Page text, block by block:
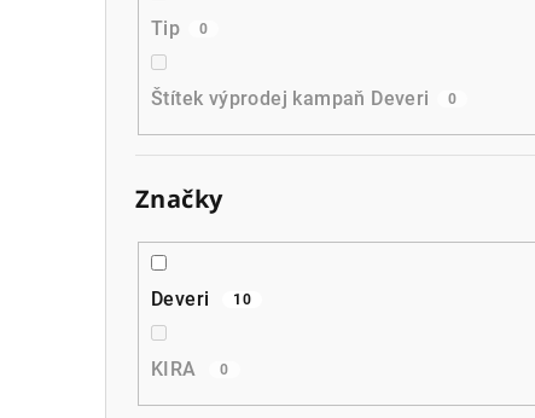
Tip 0
Štítek výprodej kampaň Deveri 0
Značky
Deveri 10
KIRA 0